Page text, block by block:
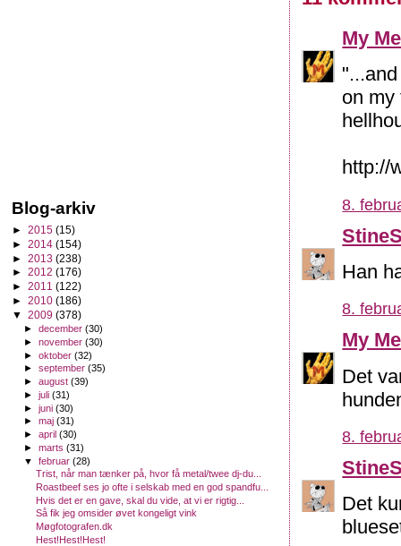
My
on my
http://
8.
Han
8.
My
Det
8.
Det
Blog-arkiv
► 2015 (15)
► 2014 (154)
► 2013 (238)
► 2012 (176)
► 2011 (122)
► 2010 (186)
▼ 2009 (378)
►december(30)
►november(30)
►oktober(32)
►september(35)
►august(39)
►juli(31)
►juni(30)
►maj(31)
►april(30)
►marts(31)
▼februar(28)
Trist, når man tænker på, hvor få metal/twee dj-du...
Roastbeef ses jo ofte i selskab med en god spandfu...
Hvis det er en gave, skal du vide, at vi er rigtig...
Så fik jeg omsider øvet kongeligt vink
Møgfotografen.dk
Hest!Hest!Hest!